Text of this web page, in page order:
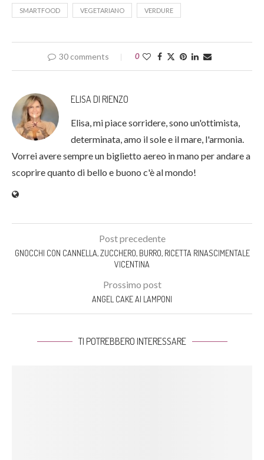
SMARTFOOD VEGETARIANO VERDURE
30 comments 0
ELISA DI RIENZO
Elisa, mi piace sorridere, sono un'ottimista,
determinata, amo il sole e il mare, l'armonia.
Vorrei avere sempre un biglietto aereo in mano per andare a
scoprire quanto di bello e buono c'è al mondo!
Post precedente
GNOCCHI CON CANNELLA, ZUCCHERO, BURRO, RICETTA RINASCIMENTALE
VICENTINA
Prossimo post
ANGEL CAKE AI LAMPONI
TI POTREBBERO INTERESSARE